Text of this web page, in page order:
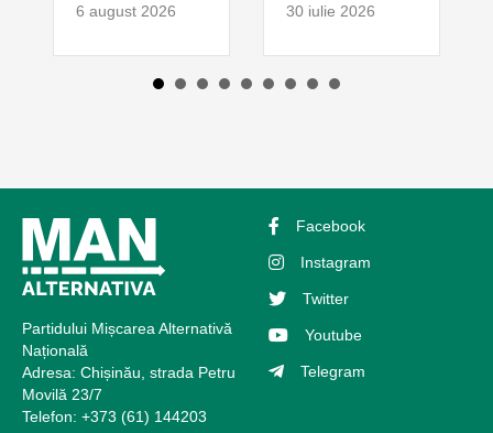
6 august 2026 30 iulie 2026
Partidului Mișcarea Alternativă
Națională
Adresa: Chișinău, strada Petru
Movilă 23/7
Telefon: +373 (61) 144203
Facebook
Instagram
Twitter
Youtube
Telegram